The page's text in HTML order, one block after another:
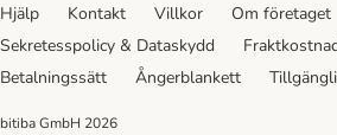
Hjälp Kontakt Villkor Om företaget
Sekretesspolicy & Dataskydd
Betalningssätt
Ångerblankett
bitiba GmbH 2026